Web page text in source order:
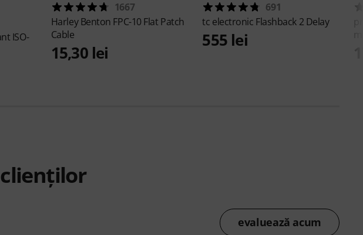
ISO-
1667
Harley Benton FPC-10 Flat Patch
Cable
15,30 lei
691
tc electronic Flashback 2 Delay
555 lei
evaluează acum